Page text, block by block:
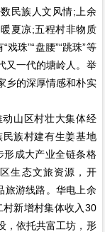
民族人文风情;上余
夏凉;五程村非物质
珠”“盘腰”“跳珠”等
又一代的塘岭人。举
乡的深厚情感和朴实
山区村壮大集体经
族村建有生姜基地
形成大产业全链条格
生态文旅资源，开
旅游线路。华电上余
新增村集体收入30
，依托共富工坊，形